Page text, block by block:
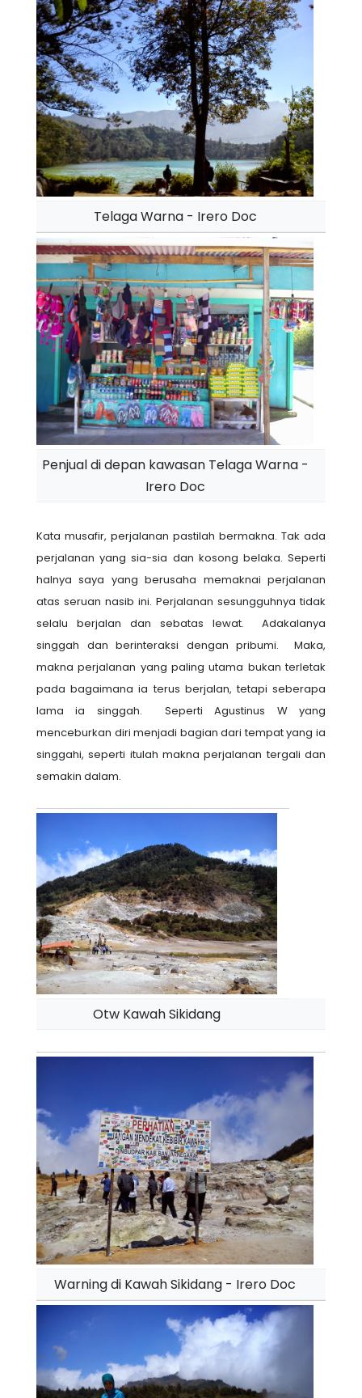
Telaga Warna - Irero Doc
Penjual di depan kawasan Telaga Warna -
Irero Doc
Kata musafir, perjalanan pastilah bermakna. Tak ada
perjalanan yang sia-sia dan kosong belaka. Seperti
halnya saya yang berusaha memaknai perjalanan
atas seruan nasib ini. Perjalanan sesungguhnya tidak
selalu berjalan dan sebatas lewat. Adakalanya
singgah dan berinteraksi dengan pribumi. Maka,
makna perjalanan yang paling utama bukan terletak
pada bagaimana ia terus berjalan, tetapi seberapa
lama ia singgah. Seperti Agustinus W yang
menceburkan diri menjadi bagian dari tempat yang ia
singgahi, seperti itulah makna perjalanan tergali dan
semakin dalam.
Otw Kawah Sikidang
Warning di Kawah Sikidang - Irero Doc